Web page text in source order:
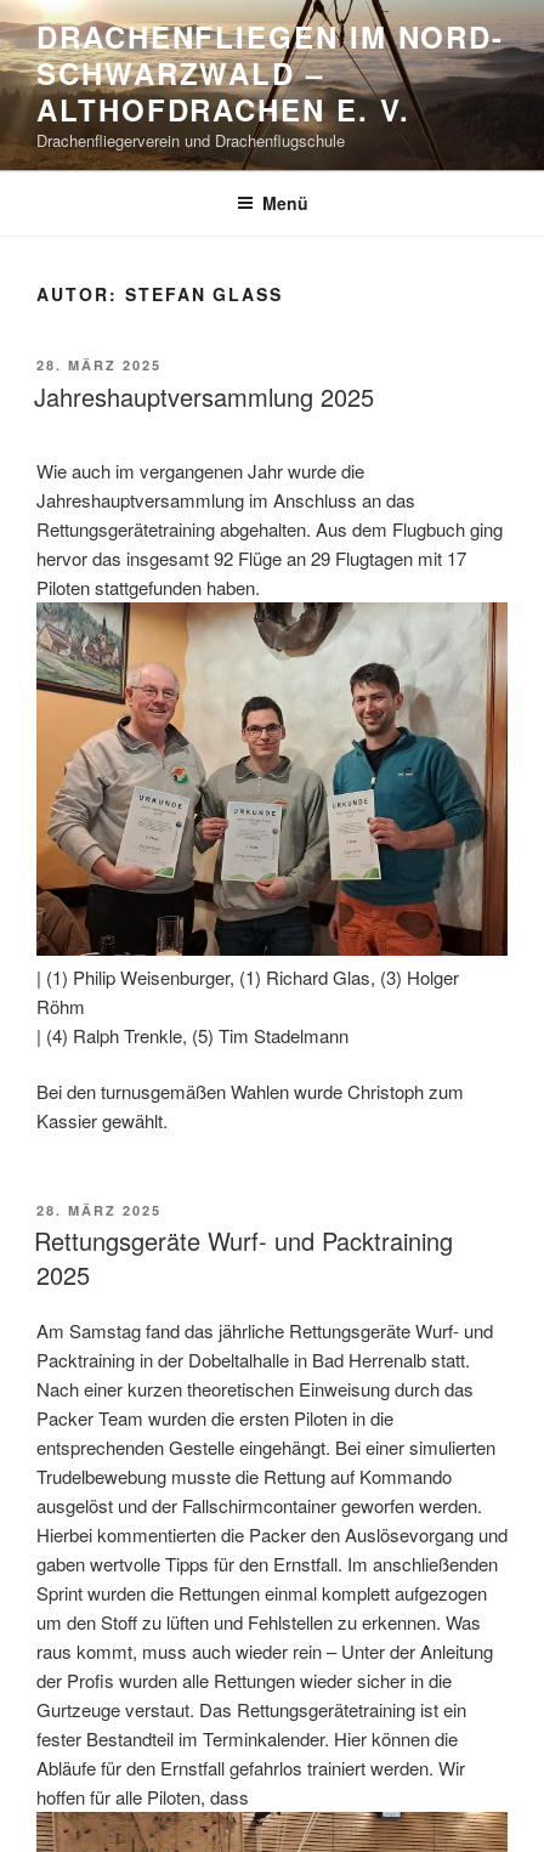
Zum
Inhalt
springen
DRACHENFLIEGEN IM NORD-
SCHWARZWALD –
ALTHOFDRACHEN E. V.
Drachenfliegerverein und Drachenflugschule
Menü
AUTOR: STEFAN GLASS
VERÖFFENTLICHT
AM
28. MÄRZ 2025
Jahreshauptversammlung 2025
Wie auch im vergangenen Jahr wurde die
Jahreshauptversammlung im Anschluss an das
Rettungsgerätetraining abgehalten. Aus dem Flugbuch ging
hervor das insgesamt 92 Flüge an 29 Flugtagen mit 17
Piloten stattgefunden haben.
| (1) Philip Weisenburger, (1) Richard Glas, (3) Holger
Röhm
| (4) Ralph Trenkle, (5) Tim Stadelmann
Bei den turnusgemäßen Wahlen wurde Christoph zum
Kassier gewählt.
VERÖFFENTLICHT
AM
28. MÄRZ 2025
Rettungsgeräte Wurf- und Packtraining
2025
Am Samstag fand das jährliche Rettungsgeräte Wurf- und
Packtraining in der Dobeltalhalle in Bad Herrenalb statt.
Nach einer kurzen theoretischen Einweisung durch das
Packer Team wurden die ersten Piloten in die
entsprechenden Gestelle eingehängt. Bei einer simulierten
Trudelbewebung musste die Rettung auf Kommando
ausgelöst und der Fallschirmcontainer geworfen werden.
Hierbei kommentierten die Packer den Auslösevorgang und
gaben wertvolle Tipps für den Ernstfall. Im anschließenden
Sprint wurden die Rettungen einmal komplett aufgezogen
um den Stoff zu lüften und Fehlstellen zu erkennen. Was
raus kommt, muss auch wieder rein – Unter der Anleitung
der Profis wurden alle Rettungen wieder sicher in die
Gurtzeuge verstaut. Das Rettungsgerätetraining ist ein
fester Bestandteil im Terminkalender. Hier können die
Abläufe für den Ernstfall gefahrlos trainiert werden. Wir
hoffen für alle Piloten, dass